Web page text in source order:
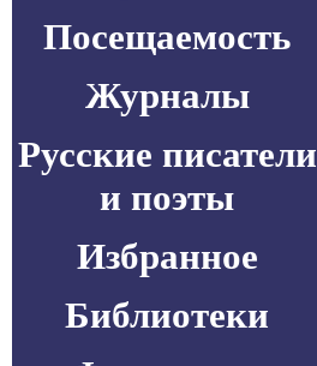
Посещаемость
Журналы
Русские писатели
и поэты
Избранное
Библиотеки